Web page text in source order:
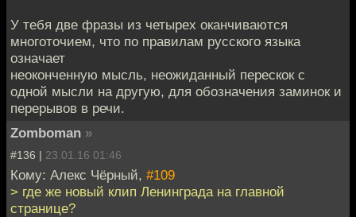
У тебя две фразы из четырех оканчиваются
многоточием, что по правилам русского языка
означает
неоконченную мысль, неожиданный перескок с
одной мысли на другую, для обозначения заминок и
перерывов в речи.
Zomboman »
#136 | 23.01.16 01:46
Кому: Алекс Чёрный, #109
> где же новый клип Ленинграда на главной
странице?